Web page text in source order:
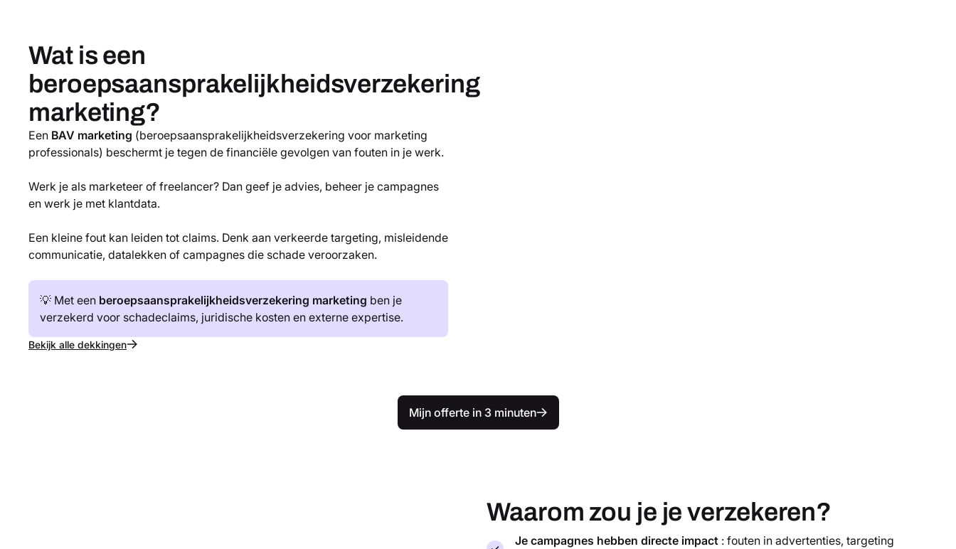
Wat is een
beroepsaansprakelijkheidsverzekering
marketing?
Een BAV marketing (beroepsaansprakelijkheidsverzekering voor marketing
professionals) beschermt je tegen de financiële gevolgen van fouten in je werk.
Werk je als marketeer of freelancer? Dan geef je advies, beheer je campagnes
en werk je met klantdata.
Een kleine fout kan leiden tot claims. Denk aan verkeerde targeting, misleidende
communicatie, datalekken of campagnes die schade veroorzaken.
💡 Met een beroepsaansprakelijkheidsverzekering marketing ben je
verzekerd voor schadeclaims, juridische kosten en externe expertise.
Bekijk alle dekkingen
Mijn offerte in 3 minuten
Waarom zou je je verzekeren?
Je campagnes hebben directe impact : fouten in advertenties, targeting